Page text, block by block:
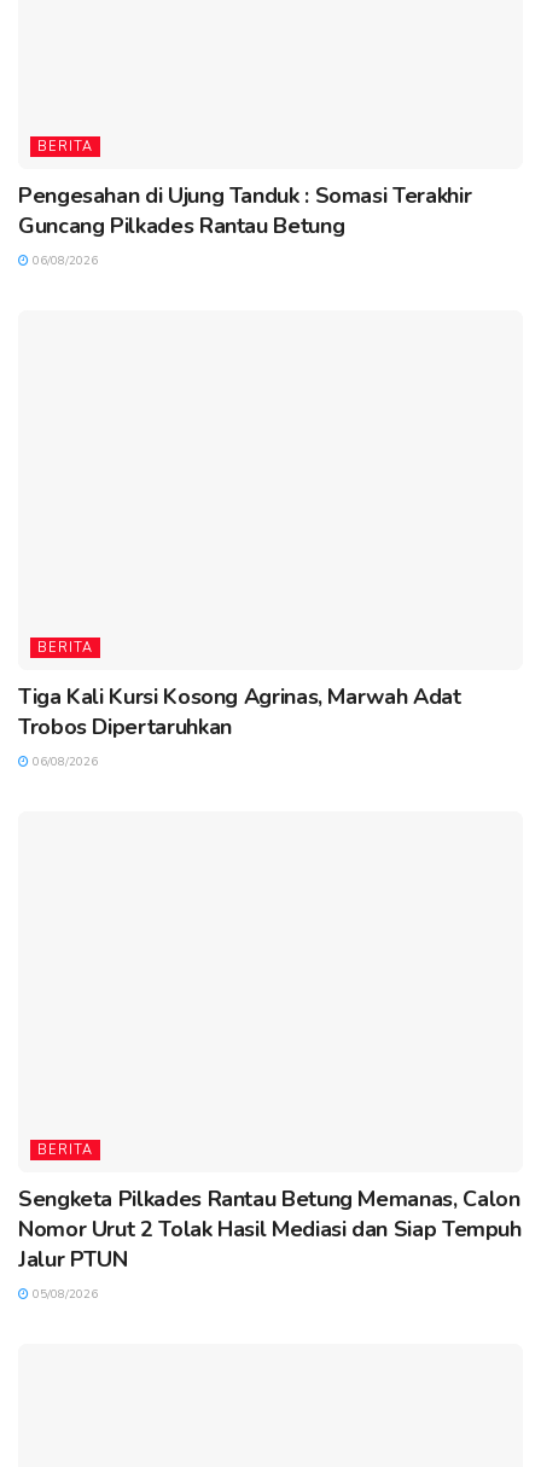
BERITA
Pengesahan di Ujung Tanduk : Somasi Terakhir
Guncang Pilkades Rantau Betung
06/08/2026
BERITA
Tiga Kali Kursi Kosong Agrinas, Marwah Adat
Trobos Dipertaruhkan
06/08/2026
BERITA
Sengketa Pilkades Rantau Betung Memanas, Calon
Nomor Urut 2 Tolak Hasil Mediasi dan Siap Tempuh
Jalur PTUN
05/08/2026